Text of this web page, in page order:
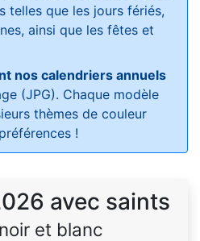
telles que les jours fériés,
ainsi que les fêtes et
nos calendriers annuels
(JPG). Chaque modèle
thèmes de couleur
!
avec saints
et blanc